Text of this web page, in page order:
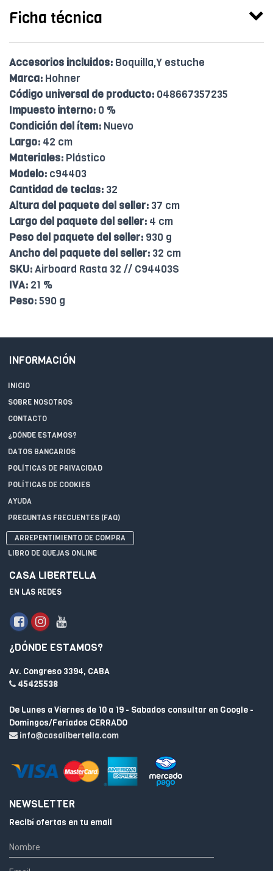
Ficha técnica
Accesorios incluidos: Boquilla,Y estuche
Marca: Hohner
Código universal de producto: 048667357235
Impuesto interno: 0 %
Condición del ítem: Nuevo
Largo: 42 cm
Materiales: Plástico
Modelo: c94403
Cantidad de teclas: 32
Altura del paquete del seller: 37 cm
Largo del paquete del seller: 4 cm
Peso del paquete del seller: 930 g
Ancho del paquete del seller: 32 cm
SKU:Airboard Rasta 32 // C94403S
IVA: 21 %
Peso:590 g
INFORMACIÓN
INICIO
SOBRE NOSOTROS
CONTACTO
¿DÓNDE ESTAMOS?
DATOS BANCARIOS
POLÍTICAS DE PRIVACIDAD
POLÍTICAS DE COOKIES
AYUDA
PREGUNTAS FRECUENTES (FAQ)
ARREPENTIMIENTO DE COMPRA
LIBRO DE QUEJAS ONLINE
CASA LIBERTELLA
EN LAS REDES
¿DÓNDE ESTAMOS?
Av. Congreso 3394, CABA
45425538
De Lunes a Viernes de 10 a 19 - Sabados consultar en Google -
Domingos/Feriados CERRADO
info@casalibertella.com
NEWSLETTER
Recibí ofertas en tu email